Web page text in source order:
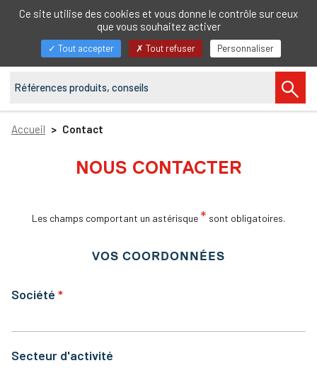
FR
Afficher/masquer
Accueil Contact
NOUS CONTACTER
Les champs comportant un astérisque * sont obligatoires.
VOS COORDONNÉES
Société
Secteur d'activité
Ce site utilise des cookies et vous donne le contrôle sur ceux
que vous souhaitez activer
Tout accepter Tout refuser Personnaliser